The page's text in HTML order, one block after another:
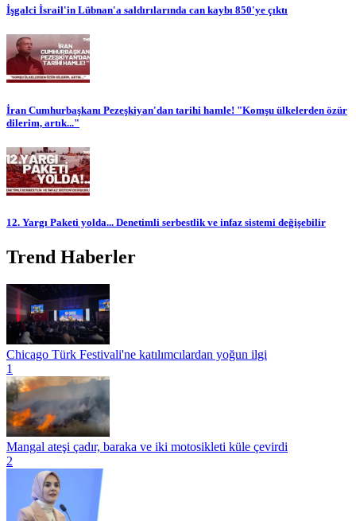
İşgalci İsrail'in Lübnan'a saldırılarında can kaybı 850'ye çıktı
İran Cumhurbaşkanı Pezeşkiyan'dan tarihi hamle! "Komşu ülkelerden özür
dilerim, artık..."
12. Yargı Paketi yolda... Denetimli serbestlik ve infaz sistemi değişebilir
Trend Haberler
Chicago Türk Festivali'ne katılımcılardan yoğun ilgi
1
Mangal ateşi çadır, baraka ve iki motosikleti küle çevirdi
2